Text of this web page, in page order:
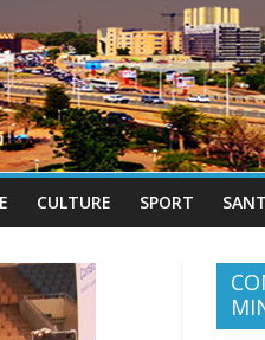
CULTURE SPORT